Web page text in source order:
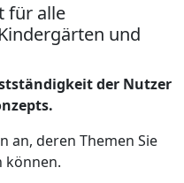
für alle
und
der Nutzer
an, deren Themen Sie
können.